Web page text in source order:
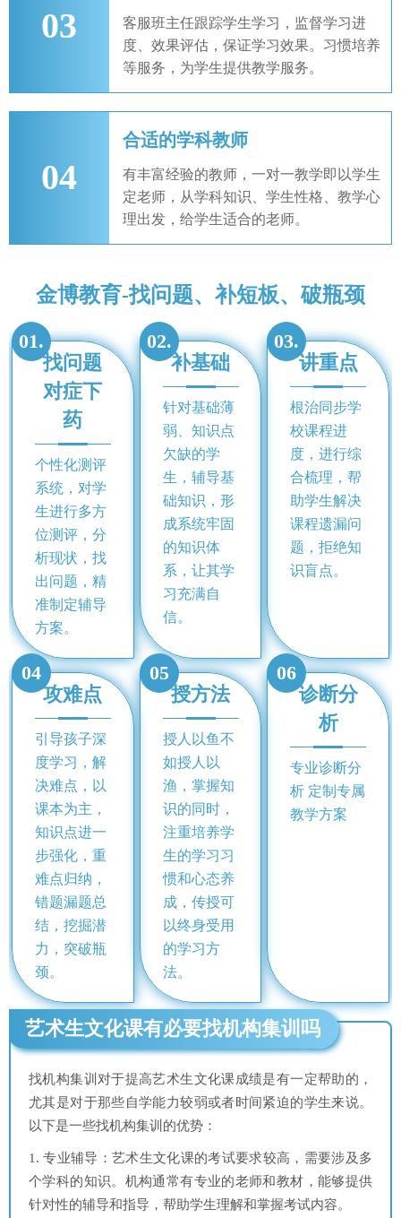
03
客服班主任跟踪学生学习，监督学习进
度、效果评估，保证学习效果。习惯培养
等服务，为学生提供教学服务。
04
合适的学科教师
有丰富经验的教师，一对一教学即以学生
定老师，从学科知识、学生性格、教学心
理出发，给学生适合的老师。
金博教育-找问题、补短板、破瓶颈
01.
找问题
对症下
药
个性化测评
系统，对学
生进行多方
位测评，分
析现状，找
出问题，精
准制定辅导
方案。
02.
补基础
针对基础薄
弱、知识点
欠缺的学
生，辅导基
础知识，形
成系统牢固
的知识体
系，让其学
习充满自
信。
03.
讲重点
根治同步学
校课程进
度，进行综
合梳理，帮
助学生解决
课程遗漏问
题，拒绝知
识盲点。
04
攻难点
引导孩子深
度学习，解
决难点，以
课本为主，
知识点进一
步强化，重
难点归纳，
错题漏题总
结，挖掘潜
力，突破瓶
颈。
05
授方法
授人以鱼不
如授人以
渔，掌握知
识的同时，
注重培养学
生的学习习
惯和心态养
成，传授可
以终身受用
的学习方
法。
06
诊断分
析
专业诊断分
析 定制专属
教学方案
艺术生文化课有必要找机构集训吗
找机构集训对于提高艺术生文化课成绩是有一定帮助的，
尤其是对于那些自学能力较弱或者时间紧迫的学生来说。
以下是一些找机构集训的优势：
1. 专业辅导：艺术生文化课的考试要求较高，需要涉及多
个学科的知识。机构通常有专业的老师和教材，能够提供
针对性的辅导和指导，帮助学生理解和掌握考试内容。